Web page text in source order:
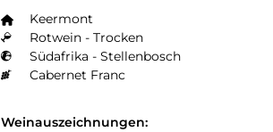
Keermont
Rotwein - Trocken
Südafrika - Stellenbosch
Cabernet Franc
Weinauszeichnungen: